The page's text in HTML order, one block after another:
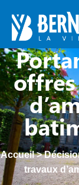
Accueil>
travaux